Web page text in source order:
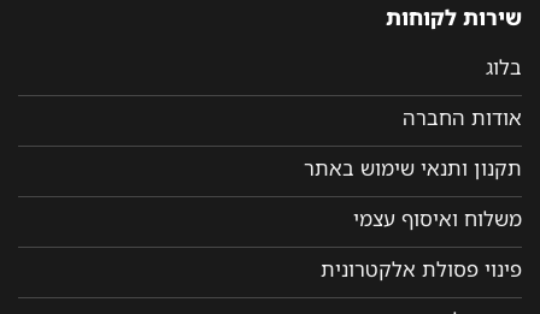
שירות לקוחות
בלוג
אודות החברה
תקנון ותנאי שימוש באתר
משלוח ואיסוף עצמי
פינוי פסולת אלקטרונית